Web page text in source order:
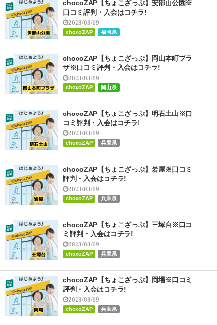
chocoZAP【ちょこざっぷ】安部山公園※
口コミ評判・入会はコチラ!
2023/03/19
chocoZAP 福岡県
chocoZAP【ちょこざっぷ】岡山本町プラ
ザ※口コミ評判・入会はコチラ!
2023/03/19
chocoZAP 岡山県
chocoZAP【ちょこざっぷ】明石土山※口
コミ評判・入会はコチラ!
2023/03/19
chocoZAP 兵庫県
chocoZAP【ちょこざっぷ】岩屋※口コミ
評判・入会はコチラ!
2023/03/19
chocoZAP 兵庫県
chocoZAP【ちょこざっぷ】王塚台※口コ
ミ評判・入会はコチラ!
2023/03/19
chocoZAP 兵庫県
chocoZAP【ちょこざっぷ】岡場※口コミ
評判・入会はコチラ!
2023/03/19
chocoZAP 兵庫県